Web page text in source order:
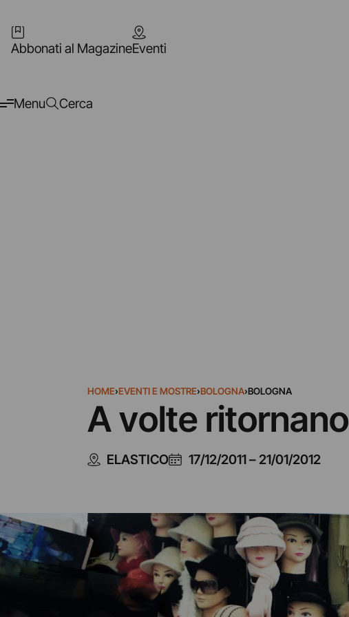
Abbonati al MagazineEventi
Menu Cerca
HOME›EVENTI E MOSTRE›BOLOGNA›BOLOGNA
A volte ritornano
ELASTICO 17/12/2011– 21/01/2012